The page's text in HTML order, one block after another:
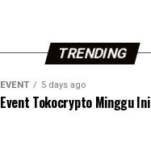
TRENDING
EVENT 5 days ago
Event Tokocrypto Minggu Ini